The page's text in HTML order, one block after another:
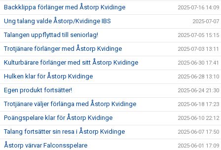
Backklippa förlänger med Åstorp Kvidinge 2025-07-16 14:09
Ung talang valde Åstorp/Kvidinge IBS 2025-07-07
Talangen uppflyttad till seniorlag! 2025-07-05 15:15
Trotjänare förlänger med Åstorp Kvidinge 2025-07-03 13:11
Kulturbärare förlänger med sitt Åstorp Kvidinge 2025-06-30 17:41
Hulken klar för Åstorp Kvidinge 2025-06-28 13:10
Egen produkt fortsätter! 2025-06-24 21:30
Trotjänare väljer förlänga med Åstorp Kvidinge 2025-06-18 17:23
Poängspelare klar för Åstorp Kvidinge 2025-06-10 22:12
Talang fortsätter sin resa i Åstorp Kvidinge 2025-06-07 17:50
Åstorp värvar Falconsspelare 2025-06-01 17:09